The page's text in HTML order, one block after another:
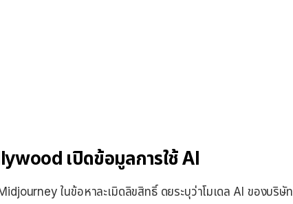
เปิดข้อมูลการใช้ AI
ในข้อหาละเมิดลิขสิทธิ์ ดยระบุว่าโมเดล AI ของบริษัท